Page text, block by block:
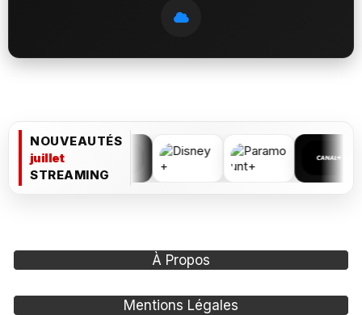
NOUVEAUTÉS
juillet
STREAMING
À Propos
Mentions Légales